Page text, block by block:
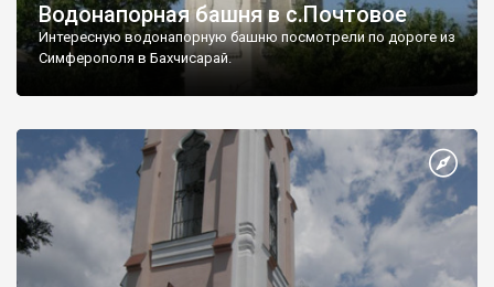
Водонапорная башня в с.Почтовое
Интересную водонапорную башню посмотрели по дороге из
Симферополя в Бахчисарай.